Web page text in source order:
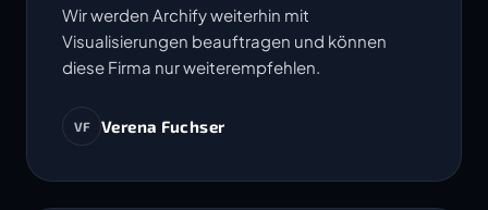
Wir werden Archify weiterhin mit
Visualisierungen beauftragen und können
diese Firma nur weiterempfehlen.
VF Verena Fuchser